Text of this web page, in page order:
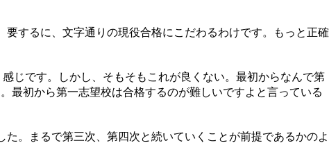
するに、文字通りの現役合格にこだわるわけです。もっと正確
じです。しかし、そもそもこれが良くない。最初からなんで第
最初から第一志望校は合格するのが難しいですよと言っている
。まるで第三次、第四次と続いていくことが前提であるかのよ